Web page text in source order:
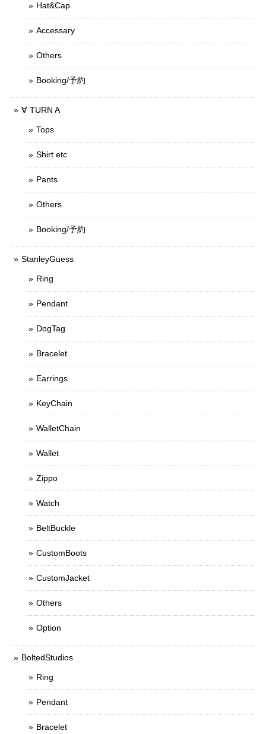
Hat&Cap
Accessary
Others
Booking/予約
∀ TURN A
Tops
Shirt etc
Pants
Others
Booking/予約
StanleyGuess
Ring
Pendant
DogTag
Bracelet
Earrings
KeyChain
WalletChain
Wallet
Zippo
Watch
BeltBuckle
CustomBoots
CustomJacket
Others
Option
BoltedStudios
Ring
Pendant
Bracelet